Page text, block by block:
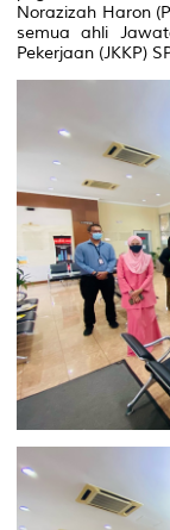
Norazizah Haron
semua ahli
Pekerjaan (JKKP)